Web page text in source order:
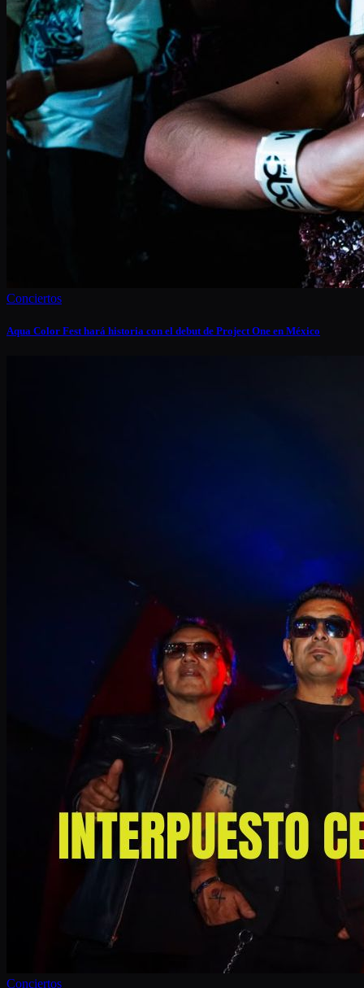
Conciertos
Aqua Color Fest hará historia con el debut de Project One en México
Conciertos